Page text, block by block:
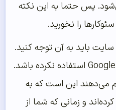
پس حتما به این نکته
را نخورید.
باید به آن توجه کنید.
این است که سئوکار از Google Ads استفاده نکرده باشد.
می‌دهند این است که به
و زمانی که شما از